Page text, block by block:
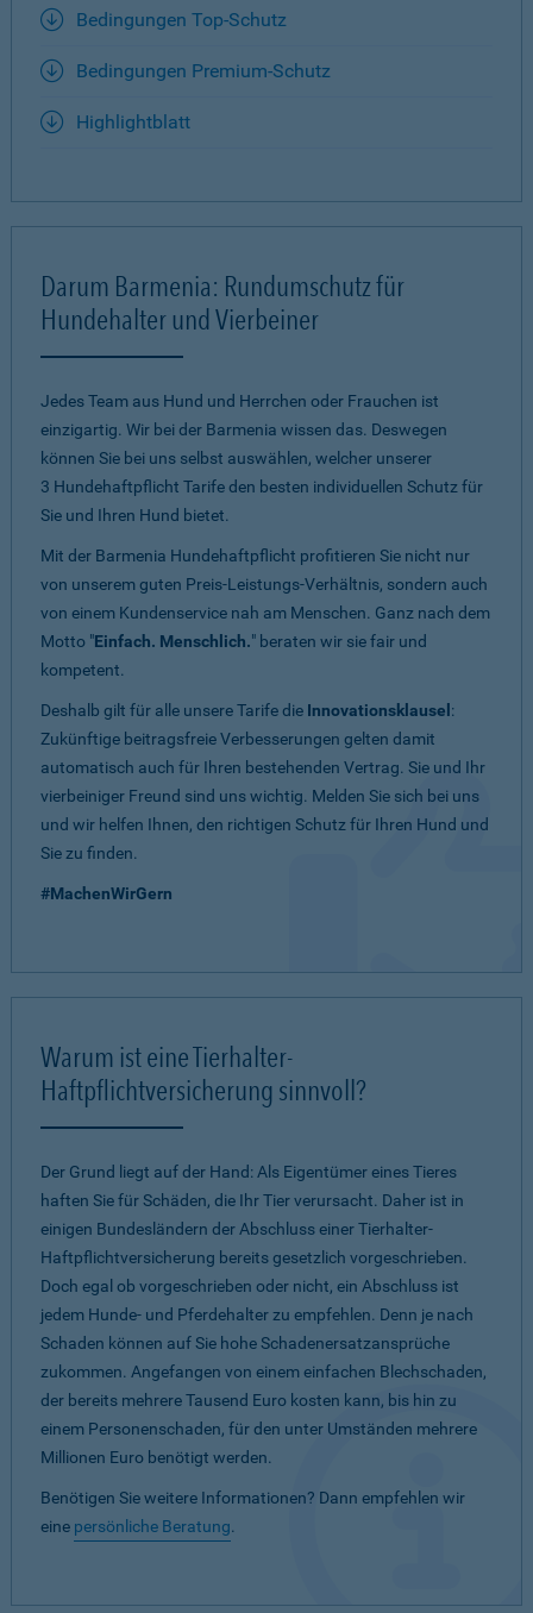
Bedingungen Top-Schutz
Bedingungen Premium-Schutz
Highlightblatt
Darum Barmenia: Rundumschutz für
Hundehalter und Vierbeiner
Jedes Team aus Hund und Herrchen oder Frauchen ist
einzigartig. Wir bei der Barmenia wissen das. Deswegen
können Sie bei uns selbst auswählen, welcher unserer
3 Hundehaftpflicht Tarife den besten individuellen Schutz für
Sie und Ihren Hund bietet.
Mit der Barmenia Hundehaftpflicht profitieren Sie nicht nur
von unserem guten Preis-Leistungs-Verhältnis, sondern auch
von einem Kundenservice nah am Menschen. Ganz nach dem
Motto "Einfach. Menschlich." beraten wir sie fair und
kompetent.
Deshalb gilt für alle unsere Tarife die Innovationsklausel :
Zukünftige beitragsfreie Verbesserungen gelten damit
automatisch auch für Ihren bestehenden Vertrag. Sie und Ihr
vierbeiniger Freund sind uns wichtig. Melden Sie sich bei uns
und wir helfen Ihnen, den richtigen Schutz für Ihren Hund und
Sie zu finden.
#MachenWirGern
Warum ist eine Tierhalter-
Haftpflichtversicherung sinnvoll?
Der Grund liegt auf der Hand: Als Eigentümer eines Tieres
haften Sie für Schäden, die Ihr Tier verursacht. Daher ist in
einigen Bundesländern der Abschluss einer Tierhalter-
Haftpflichtversicherung bereits gesetzlich vorgeschrieben.
Doch egal ob vorgeschrieben oder nicht, ein Abschluss ist
jedem Hunde- und Pferdehalter zu empfehlen. Denn je nach
Schaden können auf Sie hohe Schadenersatzansprüche
zukommen. Angefangen von einem einfachen Blechschaden,
der bereits mehrere Tausend Euro kosten kann, bis hin zu
einem Personenschaden, für den unter Umständen mehrere
Millionen Euro benötigt werden.
Benötigen Sie weitere Informationen? Dann empfehlen wir
eine persönliche Beratung.